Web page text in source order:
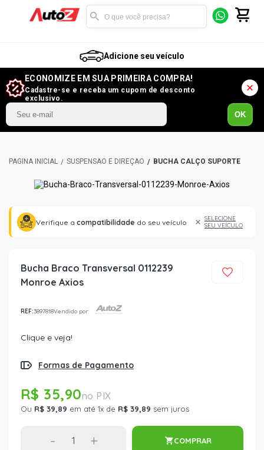
Adicione seu veículo
ECONOMIZE EM SUA PRIMEIRA COMPRA!
Cadastre-se e receba um cupom de desconto
exclusivo.
OK
SUSPENSÃO E DIREÇÃO BUCHA CALÇO SUPORTE
Verifique a compatibilidade do seu veículo
SELECIONE
SEU VEÍCULO
Bucha Braco Transversal 0112239
Monroe Axios
REF:3897818Vendido por:
Clique e veja!
Formas de Pagamento
R$ 35,90
Ou R$ 39,89 em até 1x de R$ 39,89 sem juros
- + COMPRAR